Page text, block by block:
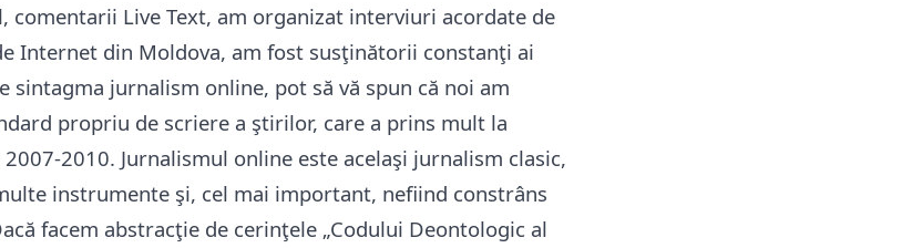
comentarii Live Text, am organizat interviuri acordate de
Internet din Moldova, am fost susţinătorii constanţi ai
sintagma jurnalism online, pot să vă spun că noi am
propriu de scriere a ştirilor, care a prins mult la
2010. Jurnalismul online este acelaşi jurnalism clasic,
instrumente şi, cel mai important, nefiind constrâns
facem abstracţie de cerinţele „Codului Deontologic al